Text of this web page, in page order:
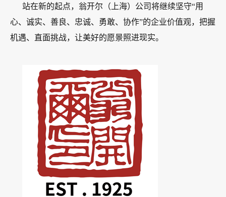
站在新的起点，翁开尔（上海）公司将继续坚守“用
心、诚实、善良、忠诚、勇敢、协作”的企业价值观，把握
机遇、直面挑战，让美好的愿景照进现实。